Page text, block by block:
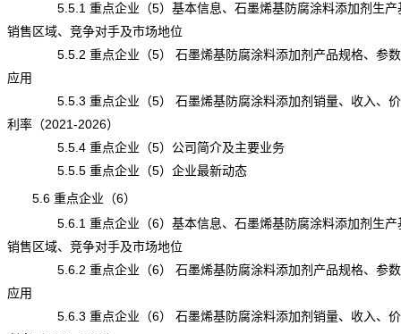
5.5.1 重点企业（5）基本信息、石墨烯基防腐涂料添加剂生产
销售区域、竞争对手及市场地位
5.5.2 重点企业（5） 石墨烯基防腐涂料添加剂产品规格、参数
应用
5.5.3 重点企业（5） 石墨烯基防腐涂料添加剂销量、收入、价
利率（2021-2026）
5.5.4 重点企业（5）公司简介及主要业务
5.5.5 重点企业（5）企业最新动态
5.6 重点企业（6）
5.6.1 重点企业（6）基本信息、石墨烯基防腐涂料添加剂生产
销售区域、竞争对手及市场地位
5.6.2 重点企业（6） 石墨烯基防腐涂料添加剂产品规格、参数
应用
5.6.3 重点企业（6） 石墨烯基防腐涂料添加剂销量、收入、价